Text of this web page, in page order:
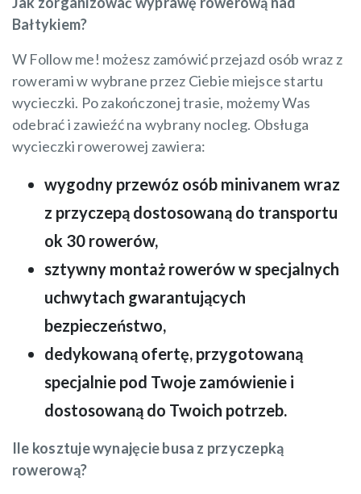
Bałtykiem?
W Follow me! możesz zamówić przejazd osób wraz z
rowerami w wybrane przez Ciebie miejsce startu
wycieczki. Po zakończonej trasie, możemy Was
odebrać i zawieźć na wybrany nocleg. Obsługa
wycieczki rowerowej zawiera:
wygodny przewóz osób minivanem wraz
z przyczepą dostosowaną do transportu
ok 30 rowerów,
sztywny montaż rowerów w specjalnych
uchwytach gwarantujących
bezpieczeństwo,
dedykowaną ofertę, przygotowaną
specjalnie pod Twoje zamówienie i
dostosowaną do Twoich potrzeb.
Ile kosztuje wynajęcie busa z przyczepką
rowerową?